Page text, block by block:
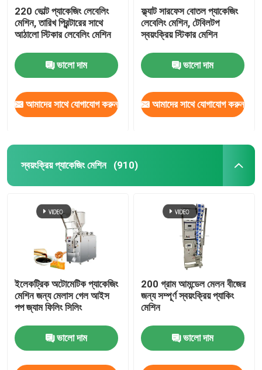
220 ভোল্ট প্যাকেজিং লেবেলিং
মেশিন, তারিখ প্রিন্টারের সাথে
আঠালো স্টিকার লেবেলিং মেশিন
ভালো দাম
আমাদের সাথে যোগাযোগ করুন
ফ্ল্যাট সারফেস বোতল প্যাকেজিং
লেবেলিং মেশিন, টেবিলটপ
স্বয়ংক্রিয় স্টিকার মেশিন
ভালো দাম
আমাদের সাথে যোগাযোগ করুন
স্বয়ংক্রিয় প্যাকেজিং মেশিন (910)
ইলেকট্রিক অটোমেটিক প্যাকেজিং
মেশিন জন্য মেলাস গেল আইস
পপ জ্যাম ফিলিং সিলিং
ভালো দাম
200 গ্রাম আমন্ডেল মেলন বীজের
জন্য সম্পূর্ণ স্বয়ংক্রিয় প্যাকিং
মেশিন
ভালো দাম